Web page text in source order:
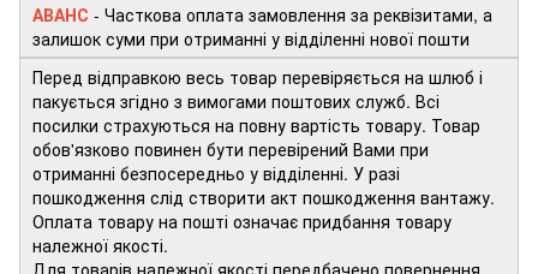
АВАНС - Часткова оплата замовлення за реквізитами, а
залишок суми при отриманні у відділенні нової пошти
Перед відправкою весь товар перевіряється на шлюб і
пакується згідно з вимогами поштових служб. Всі
посилки страхуються на повну вартість товару. Товар
обов'язково повинен бути перевірений Вами при
отриманні безпосередньо у відділенні. У разі
пошкодження слід створити акт пошкодження вантажу.
Оплата товару на пошті означає придбання товару
належної якості.
Для товарів належної якості передбачено повернення